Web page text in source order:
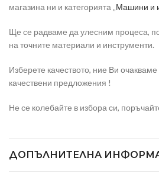
магазина ни и категорията „Машини и
Ще се радваме да улесним процеса,
на точните материали и инструменти.
Изберете качеството, ние Ви
качествени предложения !
Не се колебайте в избора си,
ДОПЪЛНИТЕЛНА